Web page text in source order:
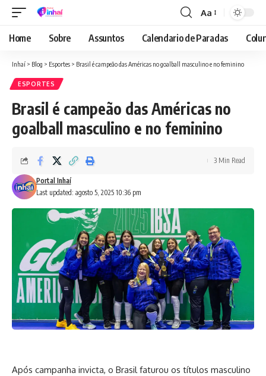
Font
Resizer
Aa
Home Sobre Assuntos Calendario de Paradas
Inhaí > Blog > Esportes > Brasil é campeão das Américas no goalball masculino e no feminino
ESPORTES
Brasil é campeão das Américas no
goalball masculino e no feminino
Last updated: agosto 5, 2025 10:36 pm
Portal Inhaí
3 Min Read
Após campanha invicta, o Brasil faturou os títulos masculino